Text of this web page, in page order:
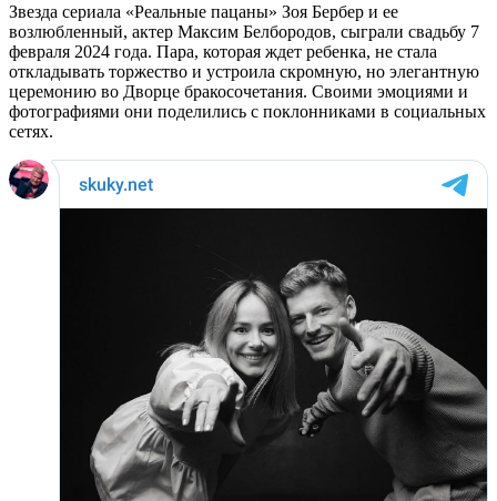
Звезда сериала «Реальные пацаны» Зоя Бербер и ее
возлюбленный, актер Максим Белбородов, сыграли свадьбу 7
февраля 2024 года. Пара, которая ждет ребенка, не стала
откладывать торжество и устроила скромную, но элегантную
церемонию во Дворце бракосочетания. Своими эмоциями и
фотографиями они поделились с поклонниками в социальных
сетях.